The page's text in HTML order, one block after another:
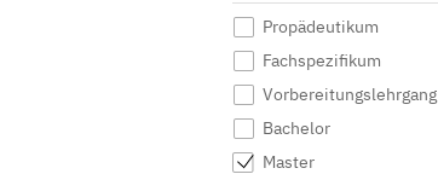
Propädeutikum
Fachspezifikum
Vorbereitungslehrgang
Bachelor
Master